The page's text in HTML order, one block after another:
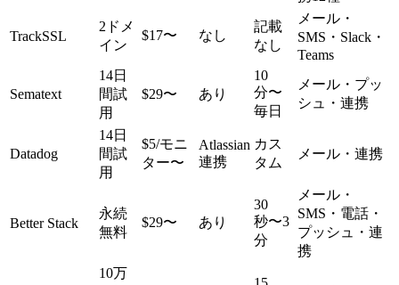
TrackSSL
2ドメ
イン
$17〜 なし
記載
なし
メール・
SMS・Slack・
Teams
Sematext
14日
間試
用
$29〜 あり
10
分〜
毎日
メール・プッ
シュ・連携
Datadog
14日
間試
用
$5/モニ
ター〜
Atlassian
連携
カス
タム
メール・連携
Better Stack
永続
無料
$29〜 あり
30
秒〜3
分
メール・
SMS・電話・
プッシュ・連
携
10万